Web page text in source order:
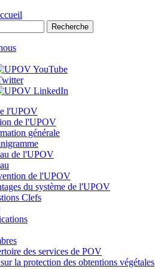
l'UPOV
de l'UPOV
générale
de l'UPOV
de l'UPOV
du système de l'UPOV
Clefs
des services de POV
la protection des obtentions végétales